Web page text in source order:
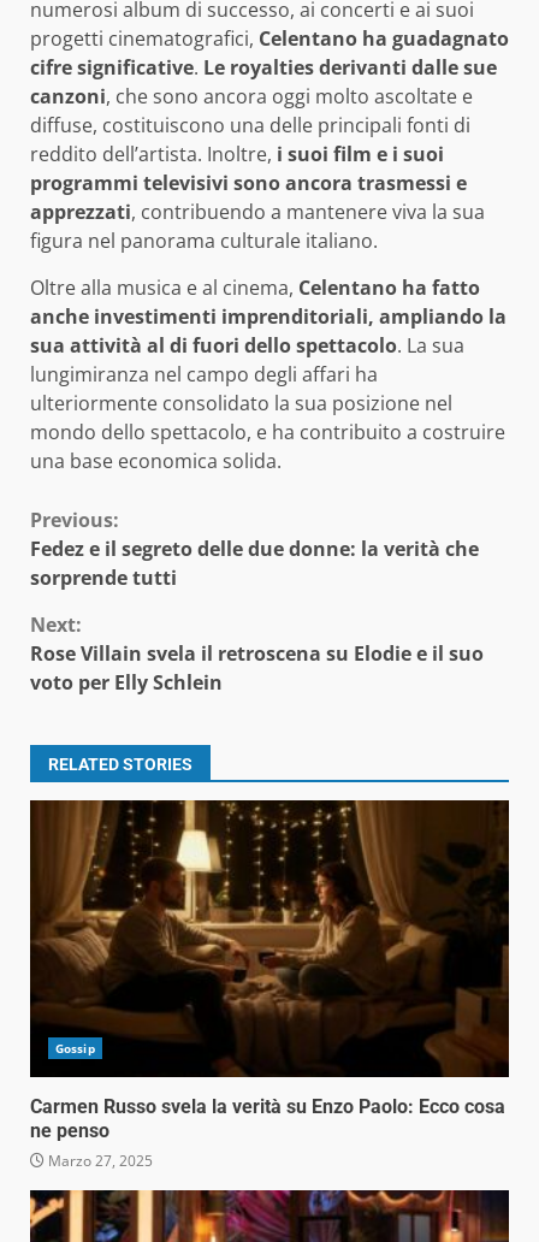
numerosi album di successo, ai concerti e ai suoi
progetti cinematografici, Celentano ha guadagnato
cifre significative. Le royalties derivanti dalle sue
canzoni, che sono ancora oggi molto ascoltate e
diffuse, costituiscono una delle principali fonti di
reddito dell’artista. Inoltre, i suoi film e i suoi
programmi televisivi sono ancora trasmessi e
apprezzati, contribuendo a mantenere viva la sua
figura nel panorama culturale italiano.
Oltre alla musica e al cinema, Celentano ha fatto
anche investimenti imprenditoriali, ampliando la
sua attività al di fuori dello spettacolo. La sua
lungimiranza nel campo degli affari ha
ulteriormente consolidato la sua posizione nel
mondo dello spettacolo, e ha contribuito a costruire
una base economica solida.
Continue
Reading
Previous:
Fedez e il segreto delle due donne: la verità che
sorprende tutti
Next:
Rose Villain svela il retroscena su Elodie e il suo
voto per Elly Schlein
RELATED STORIES
Gossip
Carmen Russo svela la verità su Enzo Paolo: Ecco cosa
ne penso
Marzo 27, 2025